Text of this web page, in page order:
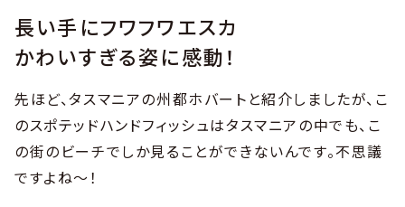
長い手にフワフワエスカ
かわいすぎる姿に感動！
先ほど、タスマニアの州都ホバートと紹介しましたが、こ
のスポテッドハンドフィッシュはタスマニアの中でも、こ
の街のビーチでしか見ることができないんです。不思議
ですよね～！